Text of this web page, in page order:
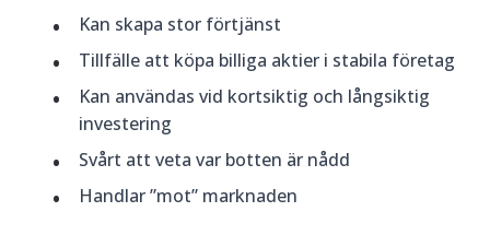
Kan skapa stor förtjänst
Tillfälle att köpa billiga aktier i stabila företag
Kan användas vid kortsiktig och långsiktig
investering
Svårt att veta var botten är nådd
Handlar ”mot” marknaden